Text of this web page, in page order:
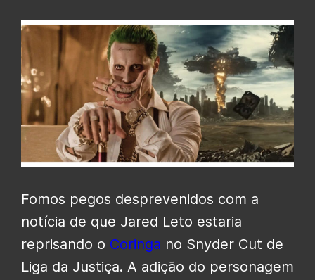
Fomos pegos desprevenidos com a
notícia de que Jared Leto estaria
reprisando o Coringa no Snyder Cut de
Liga da Justiça. A adição do personagem